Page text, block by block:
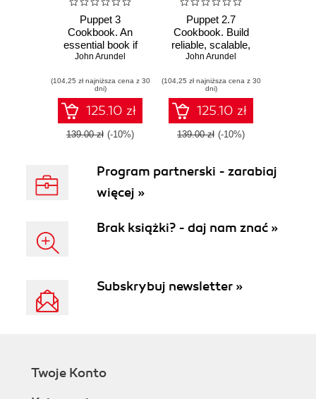
Puppet 3
Cookbook. An
essential book if
you have
servers. Real-
world examples
and code will give
you Puppet
expertise, allowing
computing, and
saving, career-
Second Edition
John Arundel
(104,25 zł najniższa cena z 30
dni)
125.10 zł
139.00 zł (-10%)
Puppet 2.7
Cookbook. Build
reliable, scalable,
secure, high-
systems to fully
utilize the power of
cloud computing
John Arundel
(104,25 zł najniższa cena z 30
dni)
125.10 zł
139.00 zł (-10%)
Program partnerski - zarabiaj
więcej »
Brak książki? - daj nam znać »
Subskrybuj newsletter »
Twoje Konto